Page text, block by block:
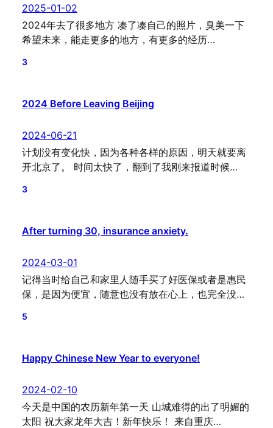
2025-01-02
2024年去了很多地方 凑了凑自己的照片，臭美一下
希望未来，能走更多的地方，有更多的经历…
3
2024 Before Leaving Beijing
2024-06-21
计划没有变化快，因为各种各样的原因，明天就要离
开北京了。 时间太快了，翻到了我刚来报道时候…
3
After turning 30, insurance anxiety.
2024-03-01
记得当时给自己和家里人随手买了好医保或者是惠民
保，是因为便宜，随意也没有放在心上，也完全没…
5
Happy Chinese New Year to everyone!
2024-02-10
今天是中国的农历新年第一天 山城难得的出了明媚的
太阳 祝大家龙年大吉！新年快乐！ 来自重庆…